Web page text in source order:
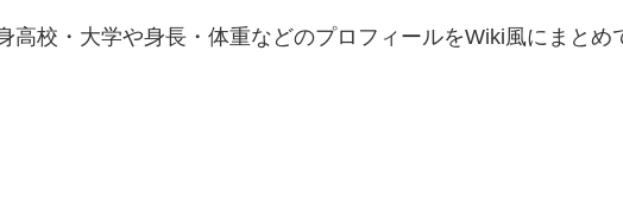
高校・大学や身長・体重などのプロフィールをWiki風にまとめ